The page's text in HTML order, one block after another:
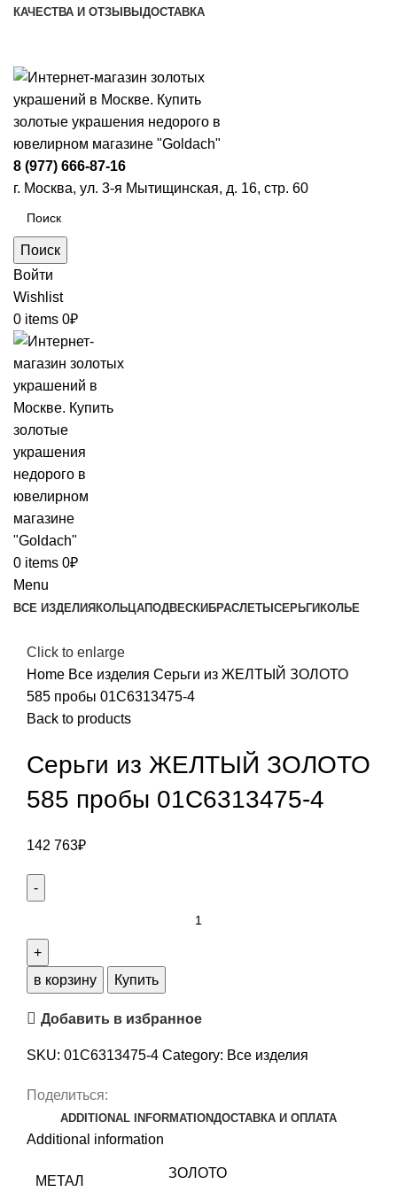
КАЧЕСТВА И ОТЗЫВЫ ДОСТАВКА
8 (977) 666-87-16
г. Москва, ул. 3-я Мытищинская, д. 16, стр. 60
Поиск
Войти
Wishlist
0 items 0₽
0 items 0₽
Menu
ВСЕ ИЗДЕЛИЯ КОЛЬЦАПОДВЕСКИ БРАСЛЕТЫ СЕРЬГИ КОЛЬЕ
Click to enlarge
Home Все изделия Серьги из ЖЕЛТЫЙ ЗОЛОТО
585 пробы 01С6313475-4
Back to products
Серьги из ЖЕЛТЫЙ ЗОЛОТО
585 пробы 01С6313475-4
142 763₽
ЖЕЛТЫЙ
ЗОЛОТО
пробы
quantity
в корзину Купить
Добавить в избранное
SKU: 01С6313475-4 Category: Все изделия
Поделиться:
ADDITIONAL INFORMATIONДОСТАВКА И ОПЛАТА
Additional information
МЕТАЛ
ЗОЛОТО